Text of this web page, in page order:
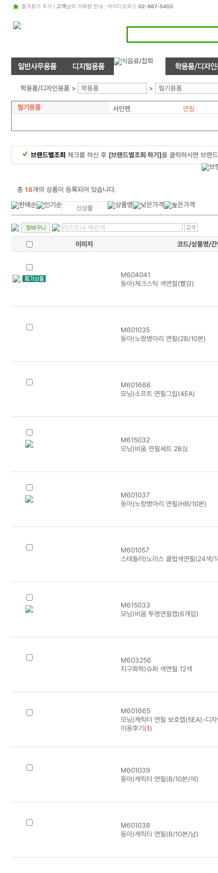
즐겨찾기 추가| 고객님의 거래점 안내 : 아이디오피스 02-867-5455
학용품/디자인용품 > 학용품 > 필기용품
필기용품 사인펜 연필
브랜드별조회 체크를 하신 후 [브랜드별조회 하기]를 클릭하시면 브랜
총 18개의 상품이 등록되어 있습니다.
이미지 코드/상품명/간
M604041
동아)체크스틱 색연필(빨강)
M601035
동아)노랑병아리 연필(2B/10본)
M601666
모닝)소프트 연필그립(4EA)
M615032
모닝)비움 연필세트 2B심
M601037
동아)노랑병아리 연필(HB/10본)
M601057
스테들러)노리스 클럽색연필(24색
M615033
모닝)비움 투명연필캡(6개입)
M603256
지구화학)슈퍼 색연필 12색
M601665
모닝)캐릭터 연필 보호캡(5EA)-디자
이용후기(1)
M601039
동아)캐릭터 연필(B/10본/여)
M601038
동아)캐릭터 연필(B/10본/남)